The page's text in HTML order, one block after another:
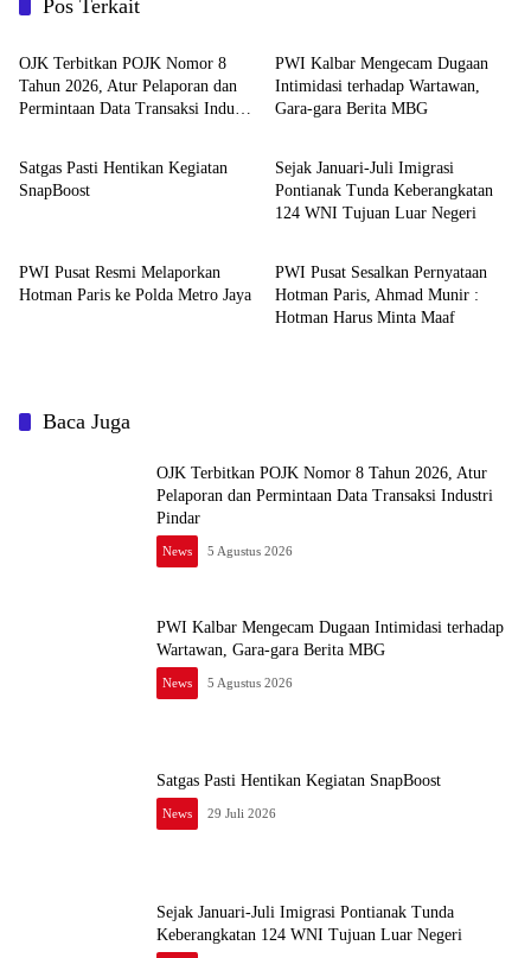
Pos Terkait
News
OJK Terbitkan POJK Nomor 8
Tahun 2026, Atur Pelaporan dan
Permintaan Data Transaksi Industri
PWI Kalbar Mengecam Dugaan
Intimidasi terhadap Wartawan,
Gara-gara Berita MBG
News
Satgas Pasti Hentikan Kegiatan
SnapBoost
News
Sejak Januari-Juli Imigrasi
Pontianak Tunda Keberangkatan
124 WNI Tujuan Luar Negeri
PWI Pusat Resmi Melaporkan
Hotman Paris ke Polda Metro Jaya
News
PWI Pusat Sesalkan Pernyataan
Hotman Paris, Ahmad Munir :
Hotman Harus Minta Maaf
Baca Juga
OJK Terbitkan POJK Nomor 8 Tahun 2026, Atur
Pelaporan dan Permintaan Data Transaksi Industri
Pindar
News 5 Agustus 2026
PWI Kalbar Mengecam Dugaan Intimidasi terhadap
Wartawan, Gara-gara Berita MBG
News 5 Agustus 2026
Satgas Pasti Hentikan Kegiatan SnapBoost
News 29 Juli 2026
Sejak Januari-Juli Imigrasi Pontianak Tunda
Keberangkatan 124 WNI Tujuan Luar Negeri